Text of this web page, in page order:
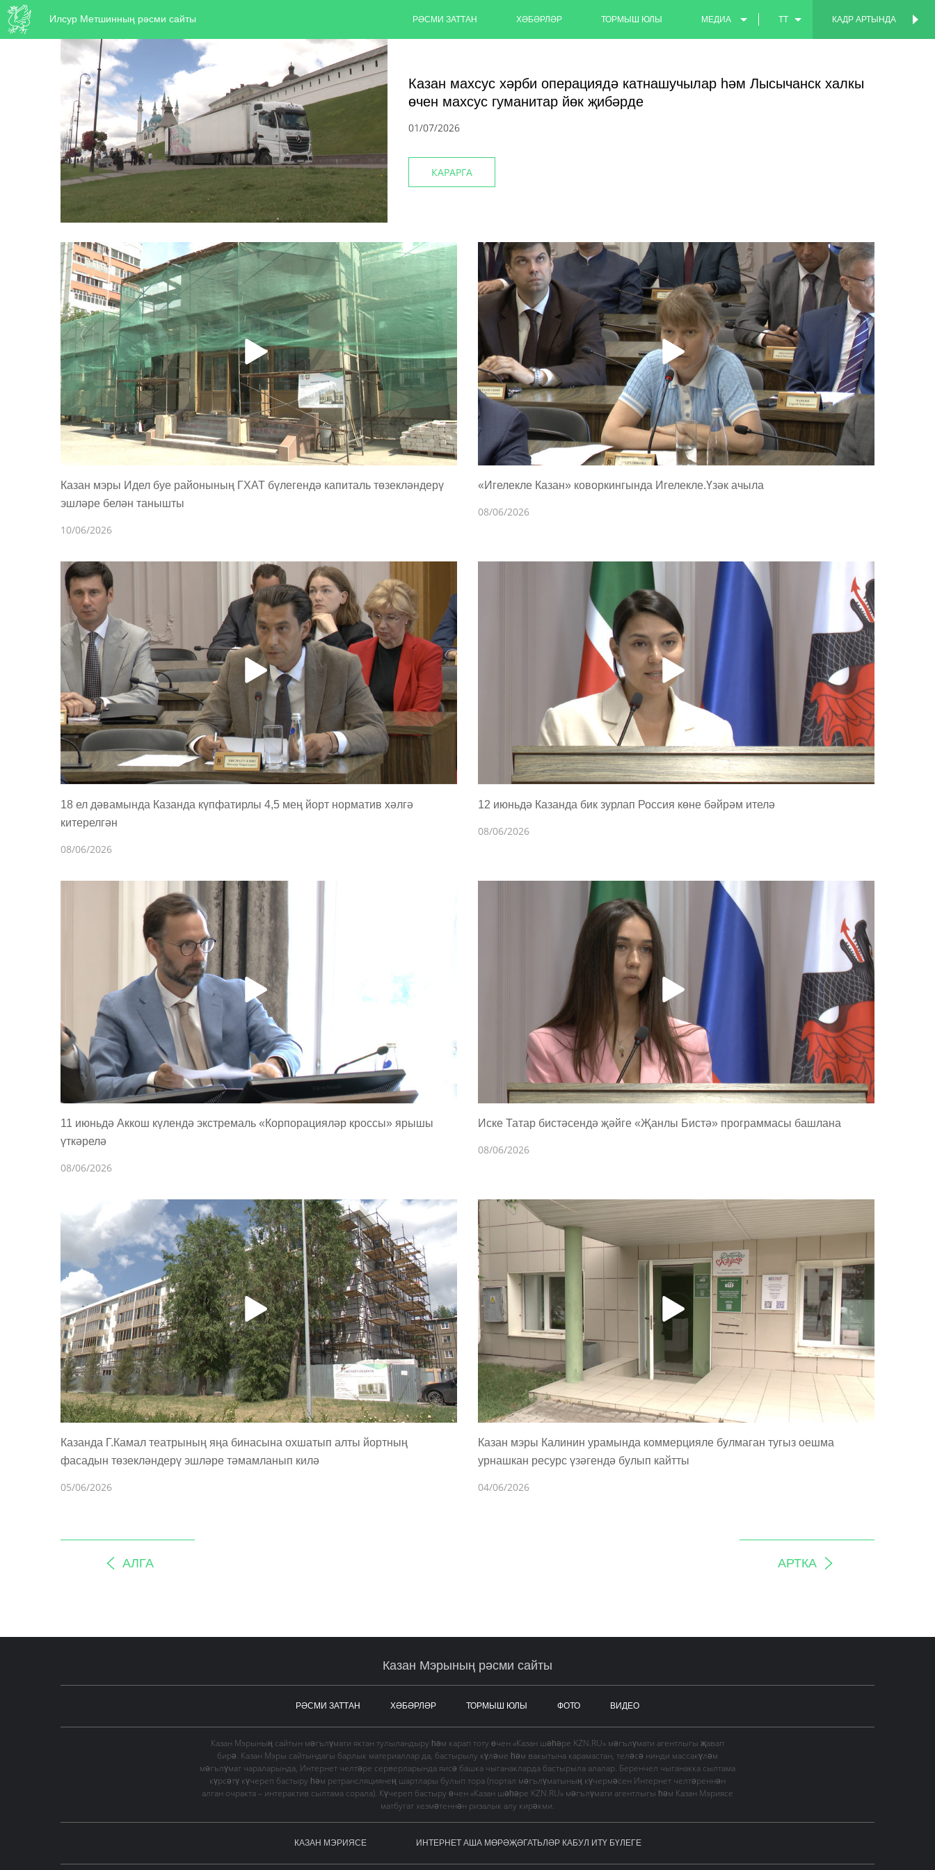
Илсур Метшинның рәсми сайты КАДР АРТЫНДА
РӘСМИ ЗАТТАН ХӘБӘРЛӘР ТОРМЫШ ЮЛЫ МЕДИА TT
Казан махсус хәрби операциядә катнашучылар һәм Лысычанск халкы
өчен махсус гуманитар йөк җибәрде
01/07/2026
КАРАРГА
Казан мэры Идел буе районының ГХАТ бүлегендә капиталь төзекләндерү
эшләре белән танышты
10/06/2026
«Игелекле Казан» коворкингында Игелекле.Үзәк ачыла
08/06/2026
18 ел дәвамында Казанда күпфатирлы 4,5 мең йорт норматив хәлгә
китерелгән
08/06/2026
12 июньдә Казанда бик зурлап Россия көне бәйрәм ителә
08/06/2026
11 июньдә Аккош күлендә экстремаль «Корпорацияләр кроссы» ярышы
үткәрелә
08/06/2026
Иске Татар бистәсендә җәйге «Җанлы Бистә» программасы башлана
08/06/2026
Казанда Г.Камал театрының яңа бинасына охшатып алты йортның
фасадын төзекләндерү эшләре тәмамланып килә
05/06/2026
Казан мэры Калинин урамында коммерцияле булмаган тугыз оешма
урнашкан ресурс үзәгендә булып кайтты
04/06/2026
АЛГА АРТКА
Казан Мэрының рәсми сайты
РӘСМИ ЗАТТАН ХӘБӘРЛӘР ТОРМЫШ ЮЛЫ ФОТО ВИДЕО
Казан Мэрының сайтын мәгълүмати яктан тулыландыру һәм карап тоту өчен «Казан шәһәре KZN.RU» мәгълүмати агентлыгы җавап
бирә. Казан Мэры сайтындагы барлык материаллар да, бастырылу күләме һәм вакытына карамастан, теләсә нинди массакүләм
мәгълүмат чараларында, Интернет челтәре серверларында яисә башка чыганакларда бастырыла алалар. Беренчел чыганакка сылтама
күрсәтү күчереп бастыру һәм ретрансляциянең шартлары булып тора (портал мәгълүматының күчермәсен Интернет челтәреннән
алган очракта – интерактив сылтама сорала). Күчереп бастыру өчен «Казан шәһәре KZN.RU» мәгълүмати агентлыгы һәм Казан Мэриясе
матбугат хезмәтеннән ризалык алу кирәкми.
КАЗАН МЭРИЯСЕ ИНТЕРНЕТ АША МӨРӘҖӘГАТЬЛӘР КАБУЛ ИТҮ БҮЛЕГЕ
КАДР АРТЫНДА